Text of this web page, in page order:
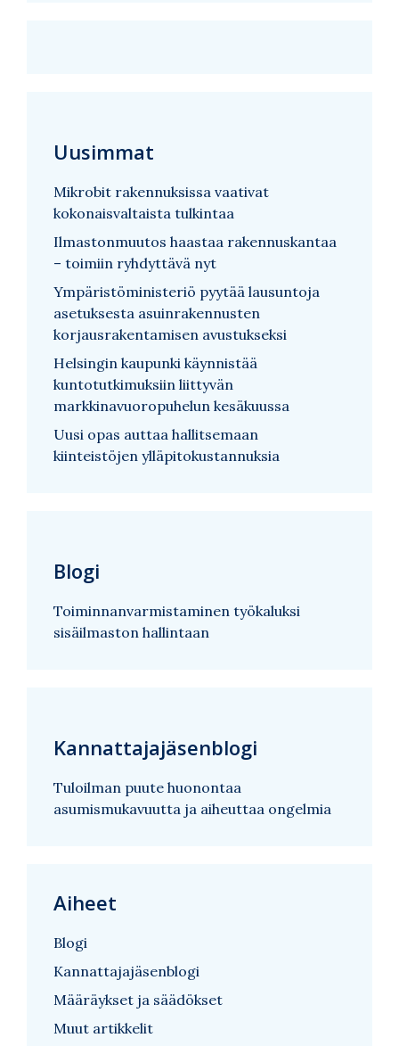
Uusimmat
Mikrobit rakennuksissa vaativat
kokonaisvaltaista tulkintaa
Ilmastonmuutos haastaa rakennuskantaa
– toimiin ryhdyttävä nyt
Ympäristöministeriö pyytää lausuntoja
asetuksesta asuinrakennusten
korjausrakentamisen avustukseksi
Helsingin kaupunki käynnistää
kuntotutkimuksiin liittyvän
markkinavuoropuhelun kesäkuussa
Uusi opas auttaa hallitsemaan
kiinteistöjen ylläpitokustannuksia
Blogi
Toiminnanvarmistaminen työkaluksi
sisäilmaston hallintaan
Kannattajajäsenblogi
Tuloilman puute huonontaa
asumismukavuutta ja aiheuttaa ongelmia
Aiheet
Blogi
Kannattajajäsenblogi
Määräykset ja säädökset
Muut artikkelit